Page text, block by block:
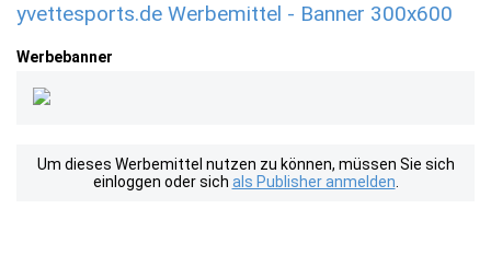
yvettesports.de Werbemittel - Banner 300x600
Werbebanner
Um dieses Werbemittel nutzen zu können, müssen Sie sich
einloggen oder sich als Publisher anmelden